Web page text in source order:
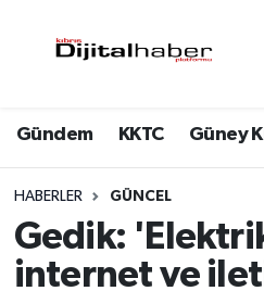
Gündem KKTC Güney
HABERLER GÜNCEL
Gedik:
internet ve
Trafik Durumu
Süper Lig Puan Durumu
Tüm Manşetler